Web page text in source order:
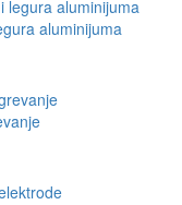
aluminijuma